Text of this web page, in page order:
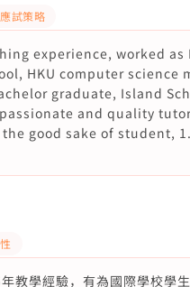
應試策略
experience, worked
HKU computer
graduate, Island
and quality
good sake of student,
教學經驗，有為國際學校學